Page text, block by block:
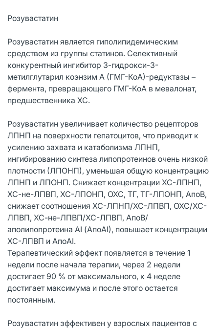
Розувастатин
Розувастатин является гиполипидемическим
средством из группы статинов. Селективный
конкурентный ингибитор 3-гидрокси-3-
метилглутарил коэнзим А (ГМГ-КоА)-редуктазы –
фермента, превращающего ГМГ-КоА в мевалонат,
предшественника ХС.
Розувастатин увеличивает количество рецепторов
ЛПНП на поверхности гепатоцитов, что приводит к
усилению захвата и катаболизма ЛПНП,
ингибированию синтеза липопротеинов очень низкой
плотности (ЛПОНП), уменьшая общую концентрацию
ЛПНП и ЛПОНП. Снижает концентрации ХС-ЛПНП,
ХС-не-ЛПВП, ХС-ЛПОНП, ОХС, ТГ, ТГ-ЛПОНП, АпоВ,
снижает соотношения ХС-ЛПНП/ХС-ЛПВП, ОХС/ХС-
ЛПВП, ХС-не-ЛПВП/ХС-ЛПВП, АпоВ/
аполипопротеина AI (АпоАI), повышает концентрации
ХС-ЛПВП и АпоAI.
Терапевтический эффект появляется в течение 1
недели после начала терапии, через 2 недели
достигает 90 % от максимального, к 4 неделе
достигает максимума и после этого остается
постоянным.
Розувастатин эффективен у взрослых пациентов с